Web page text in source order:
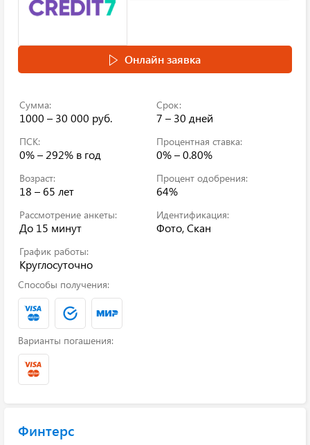
Онлайн заявка
Сумма:
1000 – 30 000 руб.
Срок:
7 – 30 дней
ПСК:
0% – 292% в год
Процентная ставка:
0% – 0.80%
Возраст:
18 – 65 лет
Процент одобрения:
64%
Рассмотрение анкеты:
До 15 минут
Идентификация:
Фото, Скан
График работы:
Круглосуточно
Способы получения:
Варианты погашения:
Финтерс